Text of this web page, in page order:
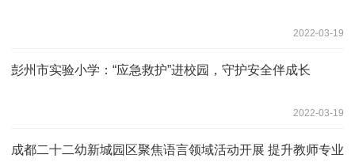
2022-03-19
彭州市实验小学：“应急救护”进校园，守护安全伴成长
2022-03-19
成都二十二幼新城园区聚焦语言领域活动开展 提升教师专业